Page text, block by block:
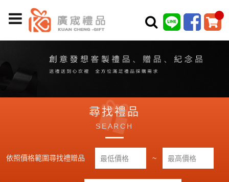
尋找禮品
SEARCH
依照價格範圍尋找禮贈品 ~